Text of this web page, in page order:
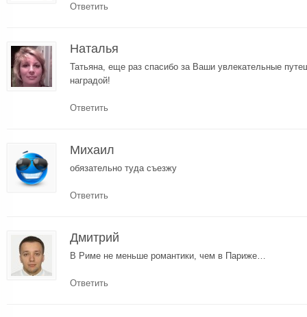
Ответить
Наталья
Татьяна, еще раз спасибо за Ваши увлекательные
наградой!
Ответить
Михаил
обязательно туда съезжу
Ответить
Дмитрий
В Риме не меньше романтики, чем в Париже…
Ответить